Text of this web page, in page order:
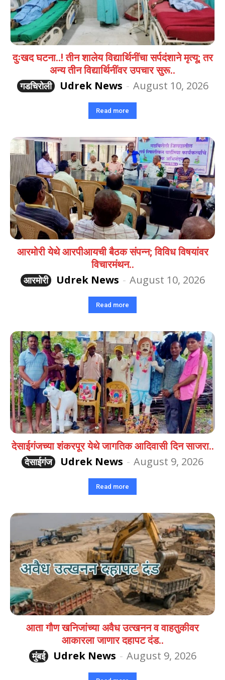
दुःखद घटना..! तीन शालेय विद्यार्थिनींचा सर्पदंशाने मृत्यू; तर
अन्य तीन विद्यार्थिनींवर उपचार सुरू..
गडचिरोली
Udrek News - August 10, 2026
Read more
आरमोरी येथे आरपीआयची बैठक संपन्न; विविध विषयांवर
विचारमंथन..
आरमोरी
Udrek News - August 10, 2026
Read more
देसाईगंजच्या शंकरपूर येथे जागतिक आदिवासी दिन साजरा..
देसाईगंज
Udrek News - August 9, 2026
Read more
आता गौण खनिजांच्या अवैध उत्खनन व वाहतुकीवर
आकारला जाणार दहापट दंड..
मुंबई
Udrek News - August 9, 2026